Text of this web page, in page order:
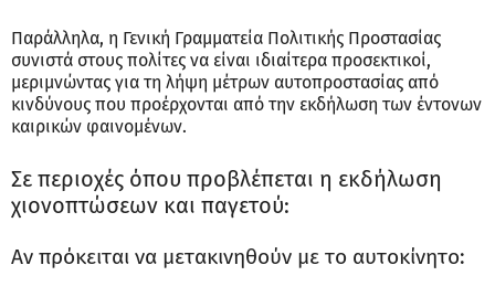
Παράλληλα, η Γενική Γραμματεία Πολιτικής Προστασίας
συνιστά στους πολίτες να είναι ιδιαίτερα προσεκτικοί,
μεριμνώντας για τη λήψη μέτρων αυτοπροστασίας από
κινδύνους που προέρχονται από την εκδήλωση των έντονων
καιρικών φαινομένων.
Σε περιοχές όπου προβλέπεται η εκδήλωση
χιονοπτώσεων και παγετού:
Αν πρόκειται να μετακινηθούν με το αυτοκίνητο: